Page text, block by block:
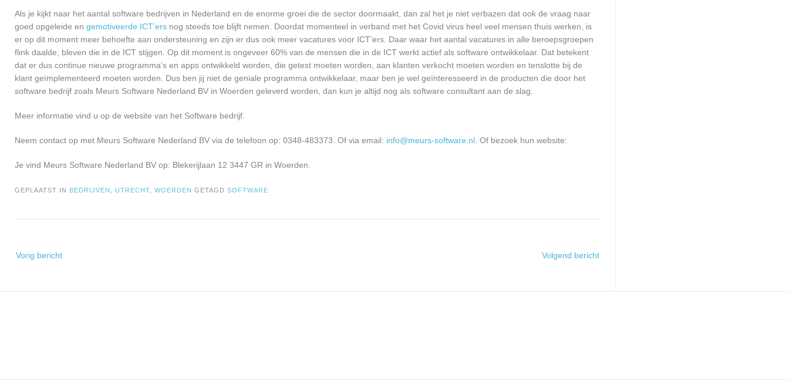
Als je kijkt naar het aantal software bedrijven in Nederland en de enorme groei die de sector doormaakt, dan zal het je niet verbazen dat ook de vraag naar
goed opgeleide en gemotiveerde ICT’ers nog steeds toe blijft nemen. Doordat momenteel in verband met het Covid virus heel veel mensen thuis werken, is
er op dit moment meer behoefte aan ondersteuning en zijn er dus ook meer vacatures voor ICT’ers. Daar waar het aantal vacatures in alle beroepsgroepen
flink daalde, bleven die in de ICT stijgen. Op dit moment is ongeveer 60% van de mensen die in de ICT werkt actief als software ontwikkelaar. Dat betekent
dat er dus continue nieuwe programma’s en apps ontwikkeld worden, die getest moeten worden, aan klanten verkocht moeten worden en tenslotte bij de
klant geïmplementeerd moeten worden. Dus ben jij niet de geniale programma ontwikkelaar, maar ben je wel geïnteresseerd in de producten die door het
software bedrijf zoals Meurs Software Nederland BV in Woerden geleverd worden, dan kun je altijd nog als software consultant aan de slag.
Meer informatie vind u op de website van het Software bedrijf.
Neem contact op met Meurs Software Nederland BV via de telefoon op: 0348-483373. Of via email: info@meurs-software.nl . Of bezoek hun website:
Je vind Meurs Software Nederland BV op: Blekerijlaan 12 3447 GR in Woerden.
GEPLAATST IN BEDRIJVEN UTRECHT WOERDEN GETAGD SOFTWARE
navigatie
Vorig bericht Volgend bericht